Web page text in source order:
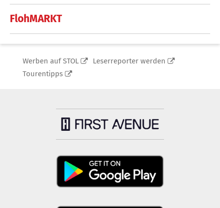
FlohMARKT
Werben auf STOL
Leserreporter werden
Tourentipps